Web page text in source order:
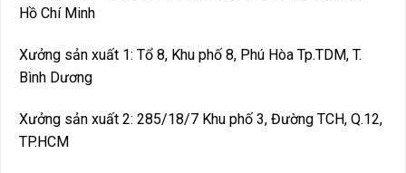
Hồ Chí Minh
Xưởng sản xuất 1: Tổ 8, Khu phố 8, Phú Hòa Tp.TDM, T.
Bình Dương
Xưởng sản xuất 2: 285/18/7 Khu phố 3, Đường TCH, Q.12,
TP.HCM